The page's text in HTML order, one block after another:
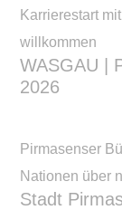
Karrierestart
willkommen
WASGAU |
2026
Pirmasenser
Nationen über
Stadt